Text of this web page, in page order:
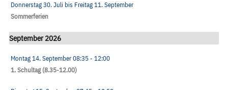
Donnerstag 30. Juli bis Freitag 11. September
Sommerferien
September 2026
Montag 14. September08:35- 12:00
1. Schultag (8.35-12.00)